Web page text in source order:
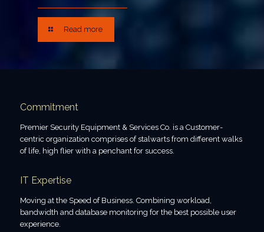
Read more
Commitment
Premier Security Equipment & Services Co. is a Customer-
centric organization comprises of stalwarts from different walks
of life, high flier with a penchant for success.
IT Expertise
Moving at the Speed of Business. Combining workload,
bandwidth and database monitoring for the best possible user
experience.